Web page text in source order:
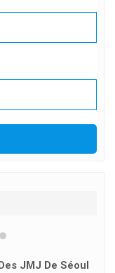
JMJ De Séoul